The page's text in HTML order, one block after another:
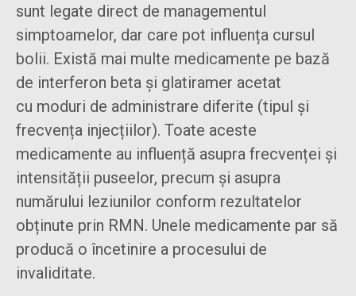
sunt legate direct de managementul
simptoamelor, dar care pot influența cursul
bolii. Există mai multe medicamente pe bază
de interferon beta și glatiramer acetat
cu moduri de administrare diferite (tipul și
frecvența injecțiilor). Toate aceste
medicamente au influență asupra frecvenței și
intensității puseelor, precum și asupra
numărului leziunilor conform rezultatelor
obținute prin RMN. Unele medicamente par să
producă o încetinire a procesului de
invaliditate.